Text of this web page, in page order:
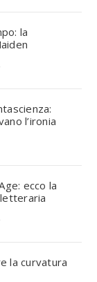
la
l’ironia
ecco la
la curvatura